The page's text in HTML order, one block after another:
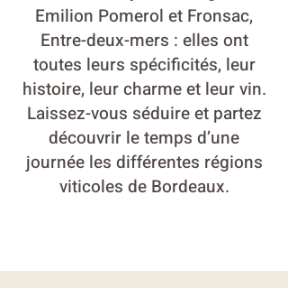
Emilion Pomerol et Fronsac,
Entre-deux-mers : elles ont
toutes leurs spécificités, leur
histoire, leur charme et leur vin.
Laissez-vous séduire et partez
découvrir le temps d’une
journée les différentes régions
viticoles de Bordeaux.